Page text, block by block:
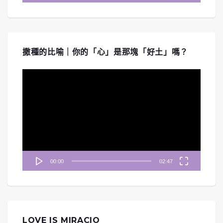
撒種的比喻｜你的「心」是那塊「好土」嗎？
00:00 02:47
LOVE IS MIRACIO